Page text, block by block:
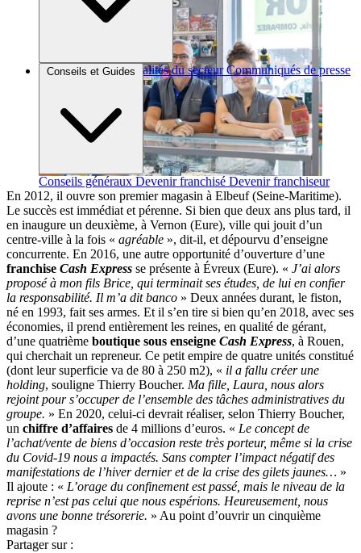
Brèves et actus Actualités du secteur Communiqués de presse
Conseils et Guides
Conseils généraux Devenir franchisé Devenir franchiseur
En 2012, il ouvre son premier magasin à Elbeuf (Seine-Maritime).
Le succès est immédiat et pérenne. Si bien que deux ans plus tard, il
en inaugure un deuxième, à Vernon (Eure), ville qui jouit d’un
centre-ville à la fois « agréable », dit-il, et dépourvu d’enseigne
concurrente. En 2016, une autre opportunité d’ouverture d’une
franchise Cash Express se présente à Évreux (Eure). « J’ai alors
proposé à mon fils Brice, qui terminait ses études, de lui en confier
la responsabilité. Il m’a dit banco » Deux années durant, le fiston,
né en 1993, fait ses armes. Et il s’en tire si bien qu’en 2018, avec ses
économies, il prend entièrement les reines, en qualité de gérant,
d’une quatrième boutique sous enseigne Cash Express, à Rouen,
qui cherchait un repreneur. Ce petit empire de quatre unités constitué
(dont leur superficie va de 80 à 250 m2), « il a fallu créer une
holding, souligne Thierry Boucher. Ma fille, Laura, nous alors
rejoint pour s’occuper de l’ensemble des tâches administratives du
groupe. » En 2020, celui-ci devrait réaliser, selon Thierry Boucher,
un chiffre d’affaires de 4 millions d’euros. « Le concept de
l’achat/vente de biens d’occasion reste très porteur, même si la crise
du Covid-19 nous a impactés. Sans compter l’impact négatif des
manifestations de l’hiver dernier et de la crise des gilets jaunes… »
Il ajoute : « L’orage du confinement est passé, mais le niveau de la
reprise n’est pas celui que nous espérions. Heureusement, nous
avons une bonne trésorerie. » Au point d’ouvrir un cinquième
magasin ?
Partager sur :